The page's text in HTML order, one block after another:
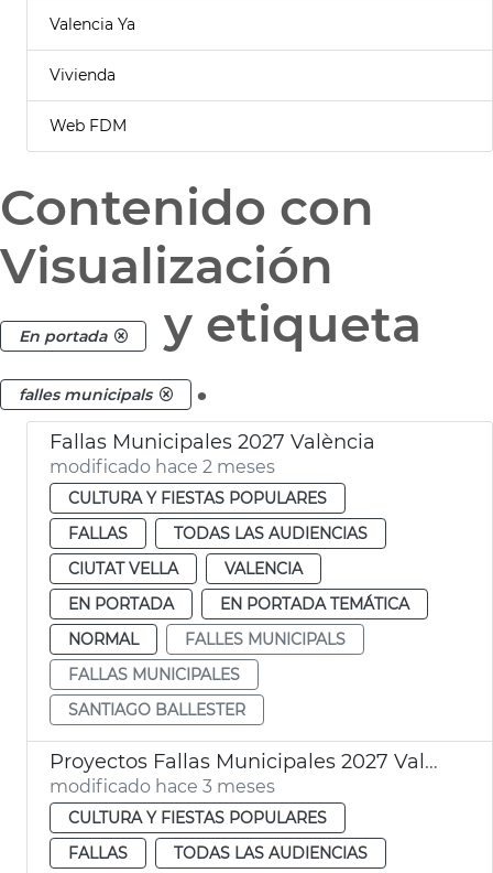
Valencia Ya
Vivienda
Web FDM
Contenido con
Visualización
En portada y etiqueta
falles municipals .
Fallas Municipales 2027 València
modificado hace 2 meses
CULTURA Y FIESTAS POPULARES
FALLAS
TODAS LAS AUDIENCIAS
CIUTAT VELLA
VALENCIA
EN PORTADA
EN PORTADA TEMÁTICA
NORMAL
FALLES MUNICIPALS
FALLAS MUNICIPALES
SANTIAGO BALLESTER
Proyectos Fallas Municipales 2027 València
modificado hace 3 meses
CULTURA Y FIESTAS POPULARES
FALLAS
TODAS LAS AUDIENCIAS